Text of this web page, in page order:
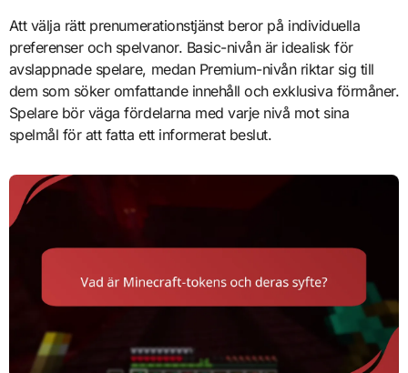
Att välja rätt prenumerationstjänst beror på individuella
preferenser och spelvanor. Basic-nivån är idealisk för
avslappnade spelare, medan Premium-nivån riktar sig till
dem som söker omfattande innehåll och exklusiva förmåner.
Spelare bör väga fördelarna med varje nivå mot sina
spelmål för att fatta ett informerat beslut.